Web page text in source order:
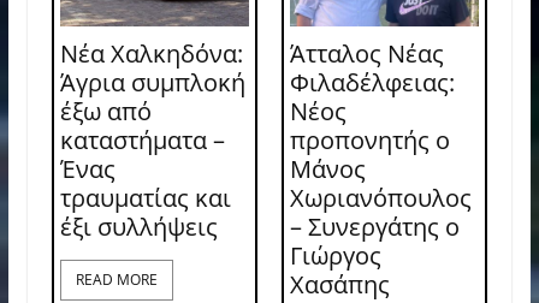
Νέα Χαλκηδόνα:
Άγρια συμπλοκή
έξω από
καταστήματα –
Ένας
τραυματίας και
έξι συλλήψεις
READ MORE
Άτταλος Νέας
Φιλαδέλφειας:
Νέος
προπονητής ο
Μάνος
Χωριανόπουλος
– Συνεργάτης ο
Γιώργος
Χασάπης